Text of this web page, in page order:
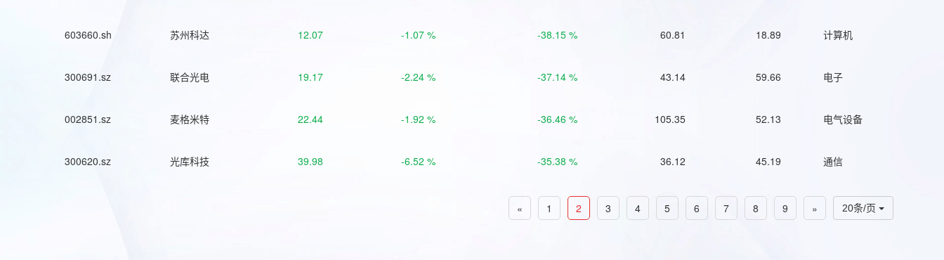
603660.sh 苏州科达 12.07 -1.07 % -38.15 % 60.81 18.89 计算机
300691.sz 联合光电 19.17 -2.24 % -37.14 % 43.14 59.66 电子
002851.sz 麦格米特 22.44 -1.92 % -36.46 % 105.35 52.13 电气设备
300620.sz 光库科技 39.98 -6.52 % -35.38 % 36.12 45.19 通信
20条/页
« 1 2 3 4 5 6 7 8 9 »